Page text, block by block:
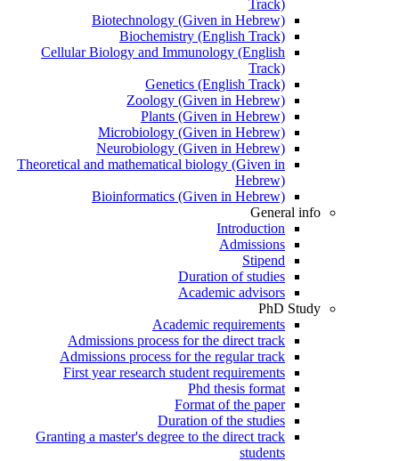
Track)
Biotechnology (Given in Hebrew)
Biochemistry (English Track)
Cellular Biology and Immunology (English
Track)
Genetics (English Track)
Zoology (Given in Hebrew)
Plants (Given in Hebrew)
Microbiology (Given in Hebrew)
Neurobiology (Given in Hebrew)
Theoretical and mathematical biology (Given in
Hebrew)
Bioinformatics (Given in Hebrew)
General info
Introduction
Admissions
Stipend
Duration of studies
Academic advisors
PhD Study
Academic requirements
Admissions process for the direct track
Admissions process for the regular track
First year research student requirements
Phd thesis format
Format of the paper
Duration of the studies
Granting a master's degree to the direct track
students